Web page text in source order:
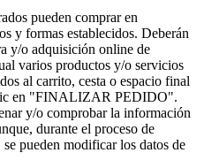
pueden comprar en
y formas establecidos. Deberán
y/o adquisición online de
varios productos y/o servicios
al carrito, cesta o espacio final
en "FINALIZAR PEDIDO".
y/o comprobar la información
durante el proceso de
pueden modificar los datos de